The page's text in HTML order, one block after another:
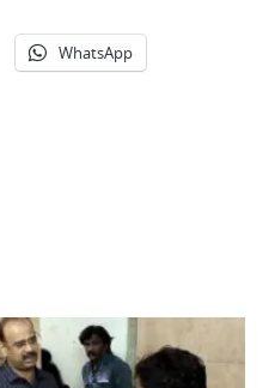
WhatsApp